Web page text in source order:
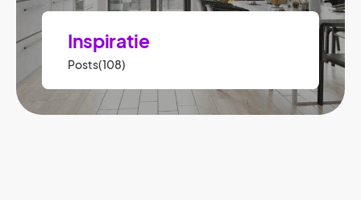
Inspiratie
Posts(108)